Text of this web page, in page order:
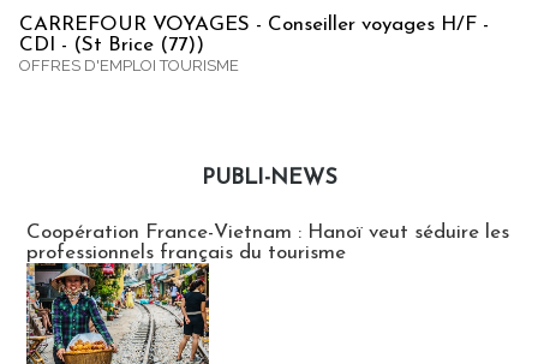
CARREFOUR VOYAGES - Conseiller voyages H/F -
CDI - (St Brice (77))
OFFRES D'EMPLOI TOURISME
PUBLI-NEWS
Coopération France-Vietnam : Hanoï veut séduire les
professionnels français du tourisme